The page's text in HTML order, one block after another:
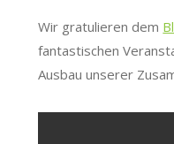
Wir gratulieren dem
fantastischen
Ausbau unserer